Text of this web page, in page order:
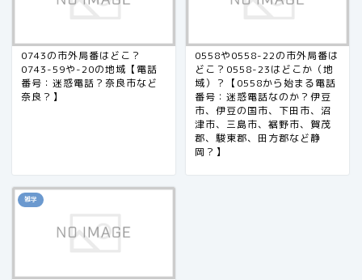
0743の市外局番はどこ？
0743-59や-20の地域【電話
番号：迷惑電話？奈良市など
奈良？】
0558や0558-22の市外局番は
どこ？0558-23はどこか（地
域）？【0558から始まる電話
番号：迷惑電話なのか？伊豆
市、伊豆の国市、下田市、沼
津市、三島市、裾野市、賀茂
郡、駿東郡、田方郡など静
岡？】
雑学